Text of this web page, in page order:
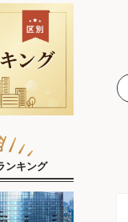
ンキング